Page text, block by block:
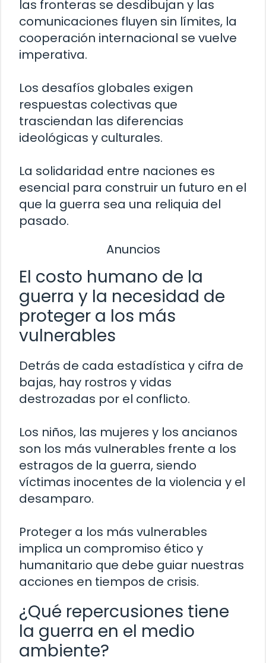
las fronteras se desdibujan y las
comunicaciones fluyen sin límites, la
cooperación internacional se vuelve
imperativa.
Los desafíos globales exigen
respuestas colectivas que
trasciendan las diferencias
ideológicas y culturales.
La solidaridad entre naciones es
esencial para construir un futuro en el
que la guerra sea una reliquia del
pasado.
Anuncios
El costo humano de la
guerra y la necesidad de
proteger a los más
vulnerables
Detrás de cada estadística y cifra de
bajas, hay rostros y vidas
destrozadas por el conflicto.
Los niños, las mujeres y los ancianos
son los más vulnerables frente a los
estragos de la guerra, siendo
víctimas inocentes de la violencia y el
desamparo.
Proteger a los más vulnerables
implica un compromiso ético y
humanitario que debe guiar nuestras
acciones en tiempos de crisis.
¿Qué repercusiones tiene
la guerra en el medio
ambiente?